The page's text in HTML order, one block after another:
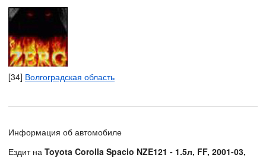
[34] Волгоградская область
Информация об автомобиле
Ездит на Toyota Corolla Spacio NZE121 - 1.5л, FF, 2001-03,